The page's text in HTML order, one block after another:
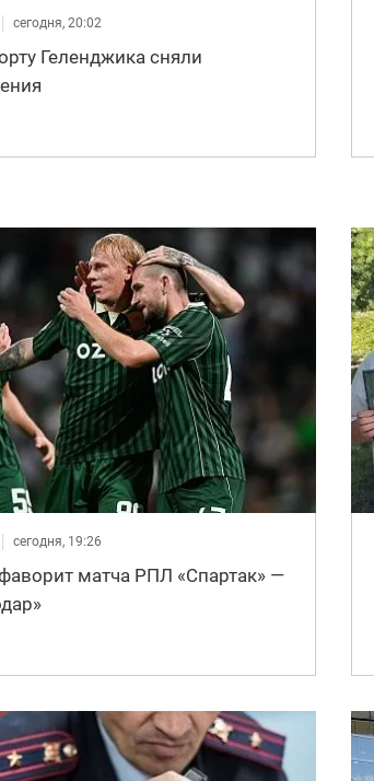
сегодня, 20:02
Геленджика сняли
сегодня, 19:26
матча РПЛ «Спартак» —